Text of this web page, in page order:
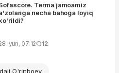
Terma jamoamiz
necha bahoga loyiq
iyun, 07:12 12
O'rinboev